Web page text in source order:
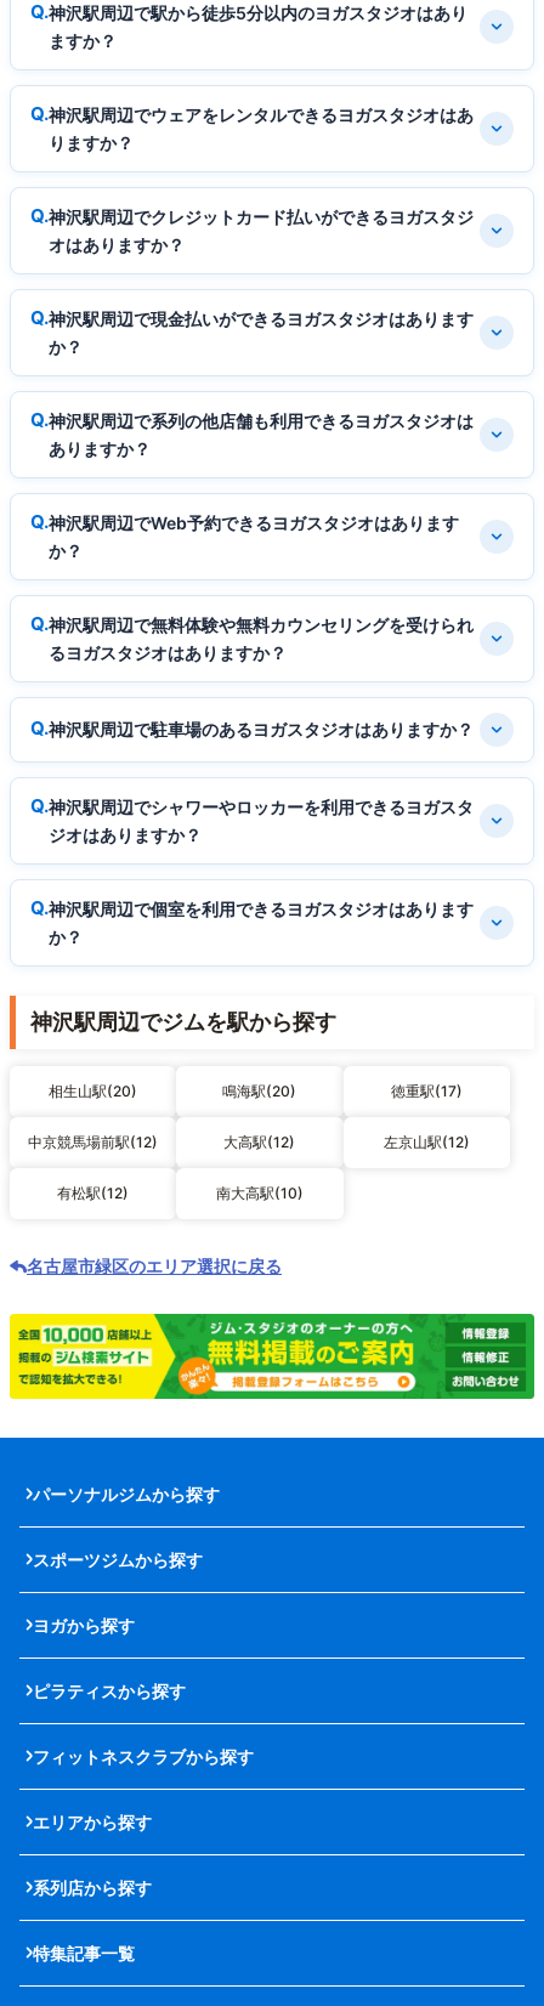
神沢駅周辺で駅から徒歩5分以内のヨガスタジオはあり
ますか？
神沢駅周辺でウェアをレンタルできるヨガスタジオはあ
りますか？
神沢駅周辺でクレジットカード払いができるヨガスタジ
オはありますか？
神沢駅周辺で現金払いができるヨガスタジオはあります
か？
神沢駅周辺で系列の他店舗も利用できるヨガスタジオは
ありますか？
神沢駅周辺でWeb予約できるヨガスタジオはあります
か？
神沢駅周辺で無料体験や無料カウンセリングを受けられ
るヨガスタジオはありますか？
神沢駅周辺で駐車場のあるヨガスタジオはありますか？
神沢駅周辺でシャワーやロッカーを利用できるヨガスタ
ジオはありますか？
神沢駅周辺で個室を利用できるヨガスタジオはあります
か？
神沢駅周辺でジムを駅から探す
相生山駅(20) 鳴海駅(20) 徳重駅(17)
中京競馬場前駅(12) 大高駅(12) 左京山駅(12)
有松駅(12) 南大高駅(10)
名古屋市緑区のエリア選択に戻る
パーソナルジムから探す
スポーツジムから探す
ヨガから探す
ピラティスから探す
フィットネスクラブから探す
エリアから探す
系列店から探す
特集記事一覧